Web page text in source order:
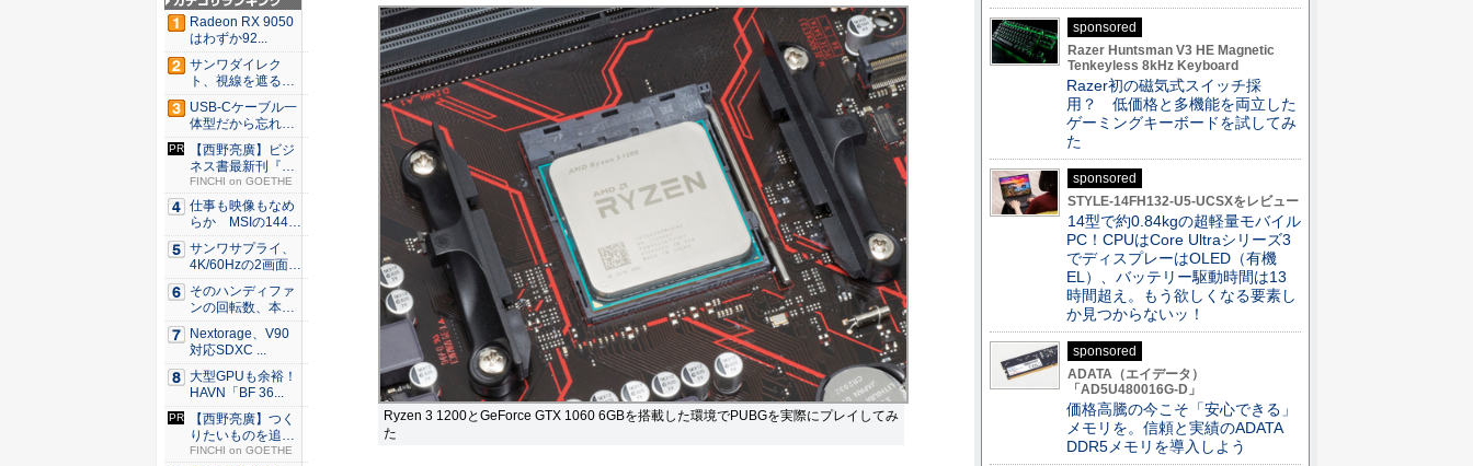
Ryzen 3 1200とGeForce GTX 1060 6GBを搭載した環境でPUBGを実際にプレイしてみ
た
Radeon RX 9050
はわずか92...
サンワダイレク
ト、視線を遮るフ
ェルト製デ...
USB-Cケーブル一
体型だから忘れな
い！...
【西野亮廣】ビジ
ネス書最新刊『北
極星 僕...
FINCHI on GOETHE
仕事も映像もなめ
らか MSIの144H
z...
サンワサプライ、
4K/60Hzの2画面
出...
そのハンディファ
ンの回転数、本
当？ 20...
Nextorage、V90
対応SDXC ...
大型GPUも余裕！
HAVN「BF 36...
【西野亮廣】つく
りたいものを追求
できる環...
FINCHI on GOETHE
sponsored
Razer Huntsman V3 HE Magnetic
Tenkeyless 8kHz Keyboard
Razer初の磁気式スイッチ採
用？ 低価格と多機能を両立した
ゲーミングキーボードを試してみ
た
sponsored
STYLE-14FH132-U5-UCSXをレビュー
14型で約0.84kgの超軽量モバイル
PC！CPUはCore Ultraシリーズ3
でディスプレーはOLED（有機
EL）、バッテリー駆動時間は13
時間超え。もう欲しくなる要素し
か見つからないッ！
sponsored
ADATA（エイデータ）
「AD5U480016G-D」
価格高騰の今こそ「安心できる」
メモリを。信頼と実績のADATA
DDR5メモリを導入しよう